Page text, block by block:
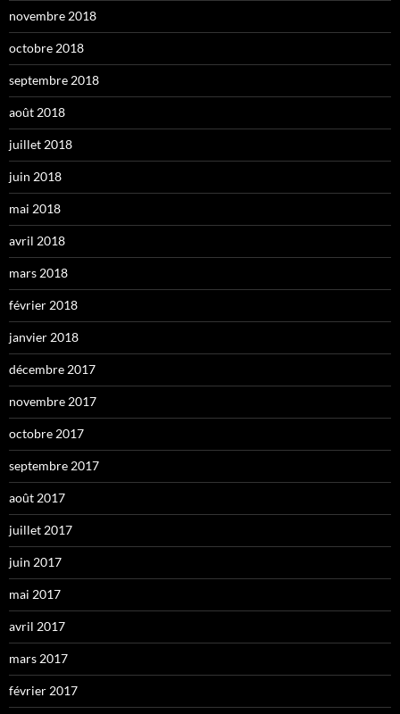
novembre 2018
octobre 2018
septembre 2018
août 2018
juillet 2018
juin 2018
mai 2018
avril 2018
mars 2018
février 2018
janvier 2018
décembre 2017
novembre 2017
octobre 2017
septembre 2017
août 2017
juillet 2017
juin 2017
mai 2017
avril 2017
mars 2017
février 2017